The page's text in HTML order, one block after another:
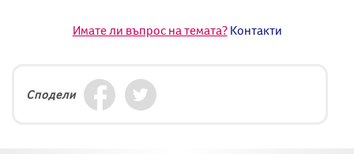
Имате ли въпрос на темата?Контакти
Сподели